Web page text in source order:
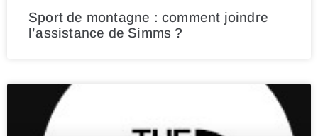
Sport de montagne : comment joindre
l’assistance de Simms ?